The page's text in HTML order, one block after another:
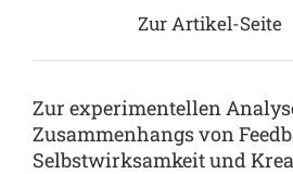
Zur Artikel-Seite
Zur experimentellen
Zusammenhangs von
Selbstwirksamkeit und